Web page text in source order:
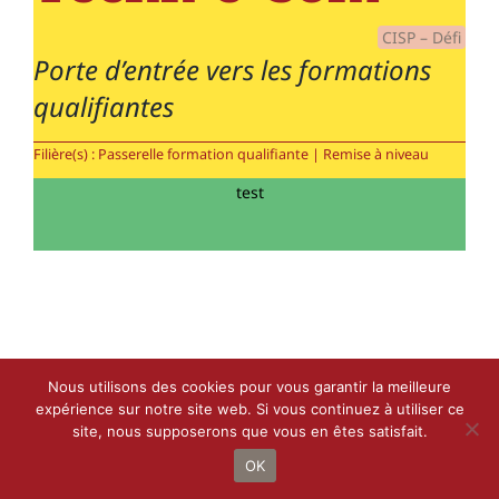
CISP – Défi
Porte d’entrée vers les formations
qualifiantes
Filière(s) : Passerelle formation qualifiante | Remise à niveau
test
Droit d’auteur 2021 - 2022 |Le Petit BottindeCALIF| Tous droits
réservés
Nous utilisons des cookies pour vous garantir la meilleure
expérience sur notre site web. Si vous continuez à utiliser ce
site, nous supposerons que vous en êtes satisfait.
OK